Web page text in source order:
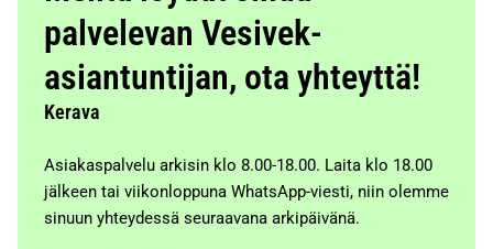
palvelevan Vesivek-
asiantuntijan, ota yhteyttä!
Kerava
Asiakaspalvelu arkisin klo 8.00-18.00. Laita klo 18.00
jälkeen tai viikonloppuna WhatsApp-viesti, niin olemme
sinuun yhteydessä seuraavana arkipäivänä.